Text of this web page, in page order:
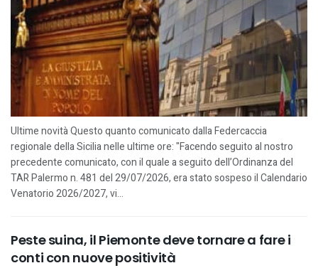
Ultime novità Questo quanto comunicato dalla Federcaccia
regionale della Sicilia nelle ultime ore: "Facendo seguito al nostro
precedente comunicato, con il quale a seguito dell’Ordinanza del
TAR Palermo n. 481 del 29/07/2026, era stato sospeso il Calendario
Venatorio 2026/2027, vi...
Peste suina, il Piemonte deve tornare a fare i
conti con nuove positività